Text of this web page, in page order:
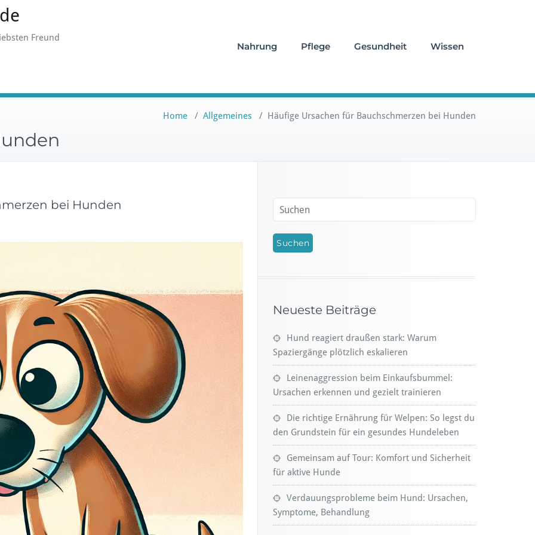
Freund
Nahrung Pflege Gesundheit Wissen
Home / Allgemeines / Häufige Ursachen für Bauchschmerzen bei Hunden
bei Hunden
Neueste Beiträge
Hund reagiert draußen stark: Warum
Spaziergänge plötzlich eskalieren
Leinenaggression beim Einkaufsbummel:
Ursachen erkennen und gezielt trainieren
Die richtige Ernährung für Welpen: So legst du
den Grundstein für ein gesundes Hundeleben
Gemeinsam auf Tour: Komfort und Sicherheit
für aktive Hunde
Verdauungsprobleme beim Hund: Ursachen,
Symptome, Behandlung